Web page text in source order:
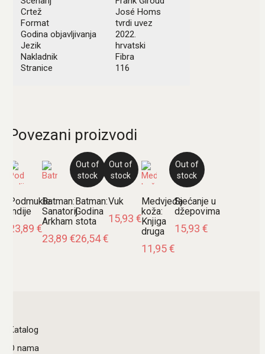
Crtež
José Homs
Format
tvrdi uvez
Godina objavljivanja
2022.
Jezik
hrvatski
Nakladnik
Fibra
Stranice
116
Povezani proizvodi
Podmukle
Indije
23,89 €
Batman:
Sanatorij
Arkham
23,89 €
Out of
stock
Batman:
Godina
stota
26,54€
Out of
stock
Vuk
15,93 €
Medvjeđa
koža:
Knjiga
druga
11,95€
Out of
stock
Sjećanje u
džepovima
15,93 €
Katalog
O nama